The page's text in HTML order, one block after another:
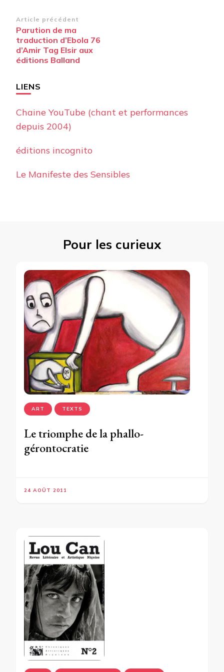
Navigation
d’article
Article précédent
Parution de ma
traduction d’Ebola 76
d’Amir Tag Elsir aux
éditions Balland
LIENS
Chaine YouTube (chant et performances
depuis 2004)
éditions incognito
Le Manifeste des Sensibles
Pour les curieux
ART TEXTS
Le triomphe de la phallo-
gérontocratie
24 AOÛT 2011